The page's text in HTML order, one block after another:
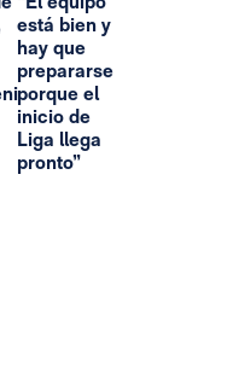
está bien y
hay que
prepararse
porque el
inicio de
Liga llega
pronto”